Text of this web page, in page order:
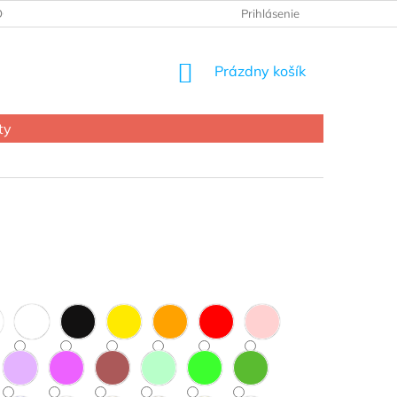
OSOBNÝCH ÚDAJOV Prihlásenie
NÁKUPNÝ
Prázdny košík